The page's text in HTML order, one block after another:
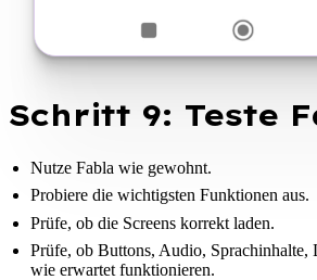
Schritt 9: Teste
Nutze Fabla wie gewohnt.
Probiere die wichtigsten Funktionen aus.
Prüfe, ob die Screens korrekt laden.
Prüfe, ob Buttons, Audio,
wie erwartet funktionieren.